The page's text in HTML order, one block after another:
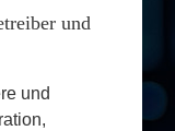
und
und